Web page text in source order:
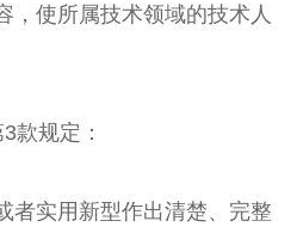
使所属技术领域的技术人
规定：
实用新型作出清楚、完整